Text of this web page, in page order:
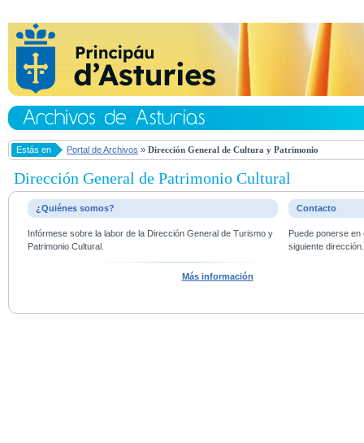
Estás en Portal de Archivos » Dirección General de Cultura y Patrimonio
Dirección General de Patrimonio Cultural
¿Quiénes somos?
Infórmese sobre la labor de la Dirección General de Turismo y
Patrimonio Cultural.
Más información
Contacto
Puede ponerse
siguiente dirección.